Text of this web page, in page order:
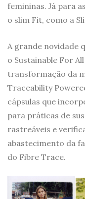
femininas. Já para
o slim Fit, como a
A grande novidade
o Sustainable For
transformação da
Traceability
cápsulas que
para práticas de
rastreáveis e
abastecimento da
do Fibre Trace.